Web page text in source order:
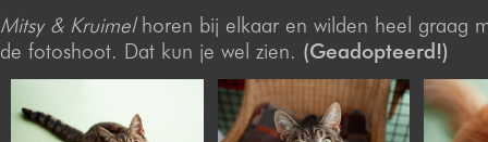
Mitsy & Kruimelhoren bij elkaar en wilden heel graag
de fotoshoot. Dat kun je wel zien. (Geadopteerd!)